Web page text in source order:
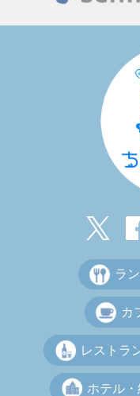
ラ
カ
レストラ
ホテル